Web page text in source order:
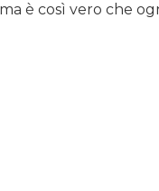
è così vero che